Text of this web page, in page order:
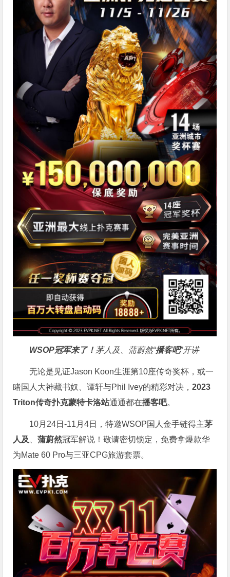
WSOP冠军来了！ 茅人及、蒲蔚然“播客吧”开讲
无论是见证Jason Koon生涯第10座传奇奖杯，或一
睹国人大神藏书奴、谭轩与Phil Ivey的精彩对决，2023
Triton传奇扑克蒙特卡洛站通通都在播客吧。
10月24日-11月4日，特邀WSOP国人金手链得主茅
人及
、蒲蔚然冠军解说！敬请密切锁定，免费拿爆款华
为Mate 60 Pro与三亚CPG旅游套票。